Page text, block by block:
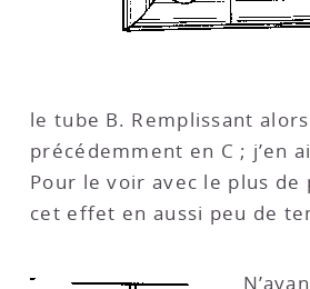
le tube B. Remplissant
précédemment en C ; j’en
Pour le voir avec le plus
cet effet en aussi peu de